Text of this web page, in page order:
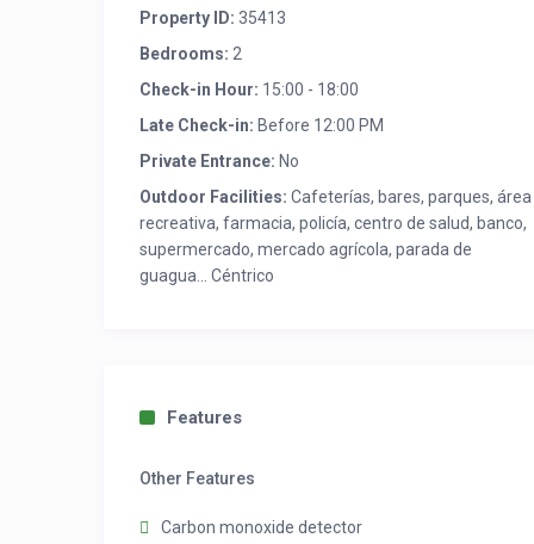
Property ID: 35413
Bedrooms: 2
Check-in Hour: 15:00 - 18:00
Late Check-in: Before 12:00 PM
Private Entrance: No
Outdoor Facilities: Cafeterías, bares, parques, área
recreativa, farmacia, policía, centro de salud, banco,
supermercado, mercado agrícola, parada de
guagua... Céntrico
Features
Other Features
Carbon monoxide detector